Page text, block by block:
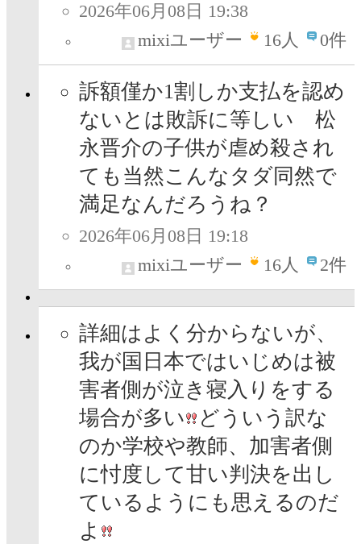
2026年06月08日 19:38
mixiユーザー
16人 0件
訴額僅か1割しか支払を認め
ないとは敗訴に等しい 松
永晋介の子供が虐め殺され
ても当然こんなタダ同然で
満足なんだろうね？
2026年06月08日 19:18
mixiユーザー
16人 2件
詳細はよく分からないが、
我が国日本ではいじめは被
害者側が泣き寝入りをする
場合が多い
どういう訳な
のか学校や教師、加害者側
に忖度して甘い判決を出し
ているようにも思えるのだ
よ